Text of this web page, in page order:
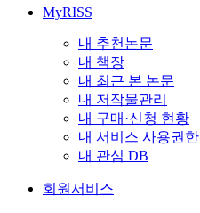
MyRISS
내 추천논문
내 책장
내 최근 본 논문
내 저작물관리
내 구매·신청 현황
내 서비스 사용권한
내 관심 DB
회원서비스